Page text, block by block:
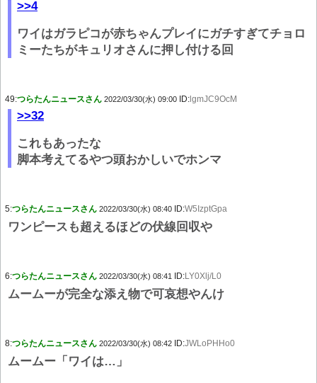
>>4
ワイはガラピコが赤ちゃんプレイにガチすぎてチョロ
ミーたちがキュリオさんに押し付ける回
49:つらたんニュースさん 2022/03/30(水) 09:00 ID: lgmJC9OcM
>>32
これもあったな
脚本考えてるやつ頭おかしいでホンマ
5:つらたんニュースさん 2022/03/30(水) 08:40 ID:W5IzptGpa
ワンピースも超えるほどの伏線回収や
6:つらたんニュースさん 2022/03/30(水) 08:41 ID:LY0Xlj/L0
ムームーが完全な添え物で可哀想やんけ
8:つらたんニュースさん 2022/03/30(水) 08:42 ID:JWLoPHHo0
ムームー「ワイは…」